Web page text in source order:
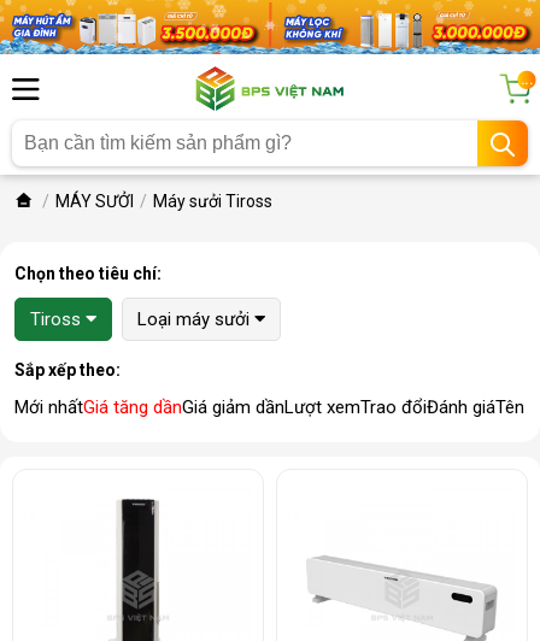
...
MÁY SƯỞI Máy sưởi Tiross
Chọn theo tiêu chí:
Tiross Loại máy sưởi
Sắp xếp theo:
Mới nhấtGiá tăng dầnGiá giảm dầnLượt xemTrao đổiĐánh giáTên